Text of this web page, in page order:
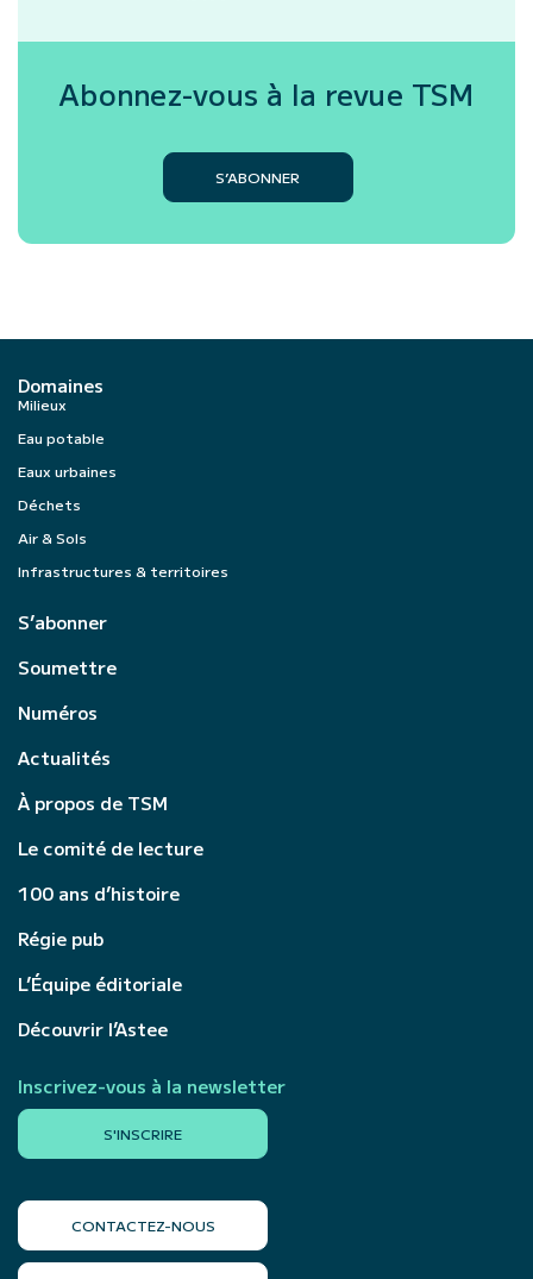
Abonnez-vous à la revue TSM
S’ABONNER
Domaines
Milieux
Eau potable
Eaux urbaines
Déchets
Air & Sols
Infrastructures & territoires
S’abonner
Soumettre
Numéros
Actualités
À propos de TSM
Le comité de lecture
100 ans d’histoire
Régie pub
L’Équipe éditoriale
Découvrir l’Astee
Inscrivez-vous à la newsletter
S'INSCRIRE
CONTACTEZ-NOUS